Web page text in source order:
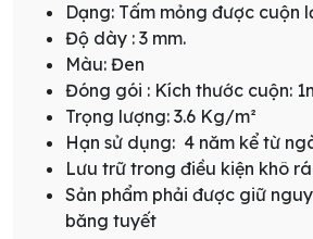
Dạng: Tấm mỏng được cuộn
Độ dày : 3 mm.
Màu: Đen
Đóng gói : Kích thước cuộn:
Trọng lượng: 3.6 Kg/m²
Hạn sử dụng: 4 năm kể từ
Lưu trữ trong điều kiện khô
Sản phẩm phải được giữ
băng tuyết